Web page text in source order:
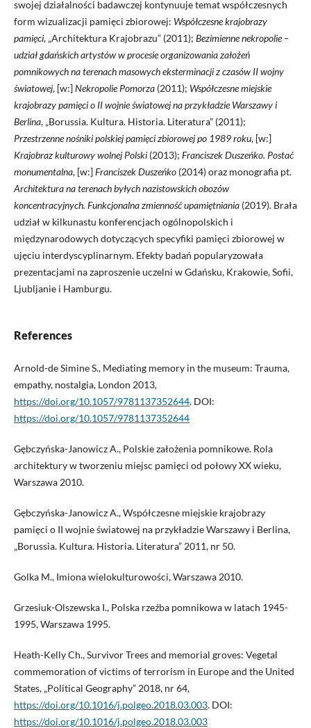
swojej działalności badawczej kontynuuje temat współczesnych
form wizualizacji pamięci zbiorowej: Współczesne krajobrazy
pamięci, „Architektura Krajobrazu” (2011); Bezimienne nekropolie –
udział gdańskich artystów w procesie organizowania założeń
pomnikowych na terenach masowych eksterminacji z czasów II wojny
światowej, [w:]Nekropolie Pomorza(2011); Współczesne miejskie
krajobrazy pamięci o II wojnie światowej na przykładzie Warszawy i
Berlina, „Borussia. Kultura. Historia. Literatura” (2011);
Przestrzenne nośniki polskiej pamięci zbiorowej po 1989 roku, [w:]
Krajobraz kulturowy wolnej Polski(2013); Franciszek Duszeńko. Postać
monumentalna, [w:]Franciszek Duszeńko(2014) oraz monografia pt.
Architektura na terenach byłych nazistowskich obozów
koncentracyjnych. Funkcjonalna zmienność upamiętniania(2019). Brała
udział w kilkunastu konferencjach ogólnopolskich i
międzynarodowych dotyczących specyfiki pamięci zbiorowej w
ujęciu interdyscyplinarnym. Efekty badań popularyzowała
prezentacjami na zaproszenie uczelni w Gdańsku, Krakowie, Sofii,
Ljubljanie i Hamburgu.
References
Arnold-de Simine S., Mediating memory in the museum: Trauma,
empathy, nostalgia, London 2013,
https://doi.org/10.1057/9781137352644. DOI:
https://doi.org/10.1057/9781137352644
Gębczyńska-Janowicz A., Polskie założenia pomnikowe. Rola
architektury w tworzeniu miejsc pamięci od połowy XX wieku,
Warszawa 2010.
Gębczyńska-Janowicz A., Współczesne miejskie krajobrazy
pamięci o II wojnie światowej na przykładzie Warszawy i Berlina,
„Borussia. Kultura. Historia. Literatura” 2011, nr 50.
Golka M., Imiona wielokulturowości, Warszawa 2010.
Grzesiuk-Olszewska I., Polska rzeźba pomnikowa w latach 1945-
1995, Warszawa 1995.
Heath-Kelly Ch., Survivor Trees and memorial groves: Vegetal
commemoration of victims of terrorism in Europe and the United
States, „Political Geography” 2018, nr 64,
https://doi.org/10.1016/j.polgeo.2018.03.003. DOI:
https://doi.org/10.1016/j.polgeo.2018.03.003